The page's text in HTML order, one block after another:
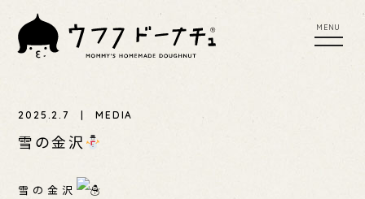
2025.2.7 | MEDIA
雪の金沢
雪の金沢